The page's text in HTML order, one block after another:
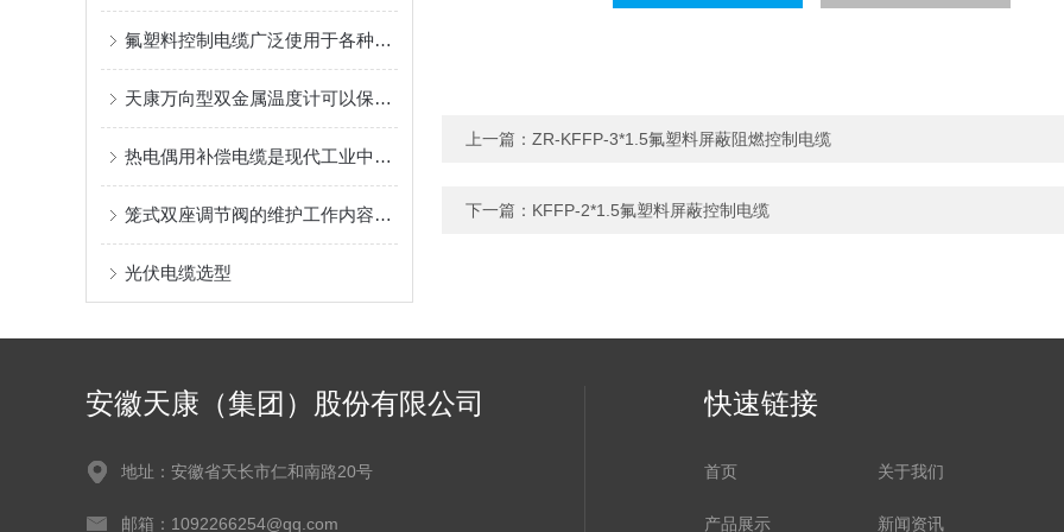
氟塑料控制电缆广泛使用于各种电器设备
天康万向型双金属温度计可以保证实验的准确性
热电偶用补偿电缆是现代工业中非常重要的测量设备
笼式双座调节阀的维护工作内容主要是这些
光伏电缆选型
上一篇： ZR-KFFP-3*1.5氟塑料屏蔽阻燃控制电缆
下一篇： KFFP-2*1.5氟塑料屏蔽控制电缆
安徽天康（集团）股份有限公司
地址：安徽省天长市仁和南路20号
邮箱：1092266254@qq.com
快速链接
首页 关于我们
产品展示 新闻资讯